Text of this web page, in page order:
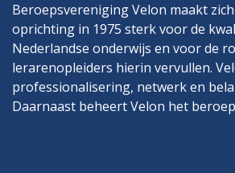
Beroepsvereniging Velon maakt
oprichting in 1975 sterk voor de
Nederlandse onderwijs en voor de
lerarenopleiders hierin vervullen.
professionalisering, netwerk en
Daarnaast beheert Velon het